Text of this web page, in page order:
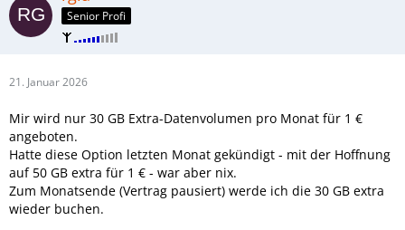
Senior Profi
21. Januar 2026
Mir wird nur 30 GB Extra-Datenvolumen pro Monat für 1 €
angeboten.
Hatte diese Option letzten Monat gekündigt - mit der Hoffnung
auf 50 GB extra für 1 € - war aber nix.
Zum Monatsende (Vertrag pausiert) werde ich die 30 GB extra
wieder buchen.